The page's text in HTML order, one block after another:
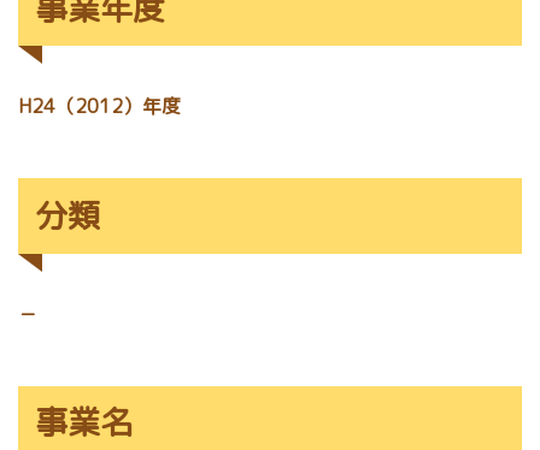
H24（2012）年度
分類
－
事業名